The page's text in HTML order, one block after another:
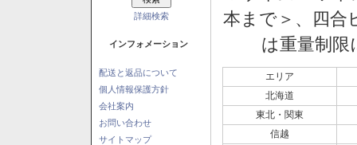
詳細検索
インフォメーション
配送と返品について
個人情報保護方針
会社案内
お問い合わせ
サイトマップ
本まで＞、四
は重量制
エリア
北海道
東北・関東
信越